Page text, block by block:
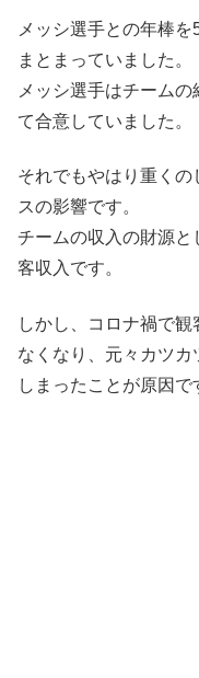
メッシ選手との年棒
まとまっていました。
メッシ選手はチーム
て合意していました。
それでもやはり重く
スの影響です。
チームの収入の財源
客収入です。
しかし、コロナ禍で
なくなり、元々カツ
しまったことが原因で